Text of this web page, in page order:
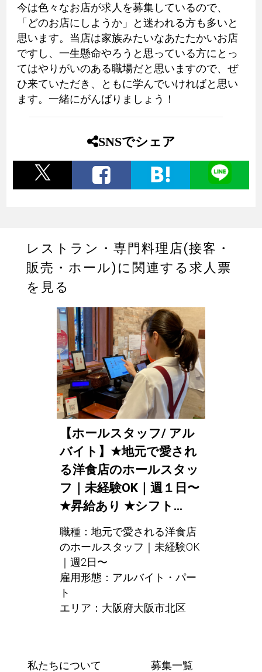
今は色々なお店が求人を募集しているので、
「どのお店にしようか」と迷われる方も多いと
思います。当店は家族みたいなあたたかいお店
ですし、一生懸命やろうと思っている方にとっ
てはやりがいのある職場だと思いますので、ぜ
ひ来ていただき、ともに学んでいければと思い
ます。一緒にがんばりましょう！
SNSでシェア
レストラン・専門料理店(接客・
販売・ホール)に関連する求人票
を見る
【ホールスタッフ/ アル
バイト】 ★地元で愛され
る洋食店のホールスタッ
フ｜未経験OK｜週１日〜
★昇給あり ★シフト...
職種：地元で愛される洋食店
のホールスタッフ｜未経験OK
｜週2日〜
雇用形態：アルバイト・パー
ト
エリア：大阪府大阪市北区
私たちについて 募集一覧